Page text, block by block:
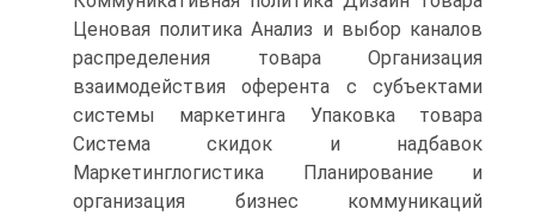
Ценовая политика Анализ и выбор каналов
распределения товара Организация
взаимодействия оферента с субъектами
системы маркетинга Упаковка товара
Система скидок и надбавок
Маркетинглогистика Планирование и
организация бизнес коммуникаций